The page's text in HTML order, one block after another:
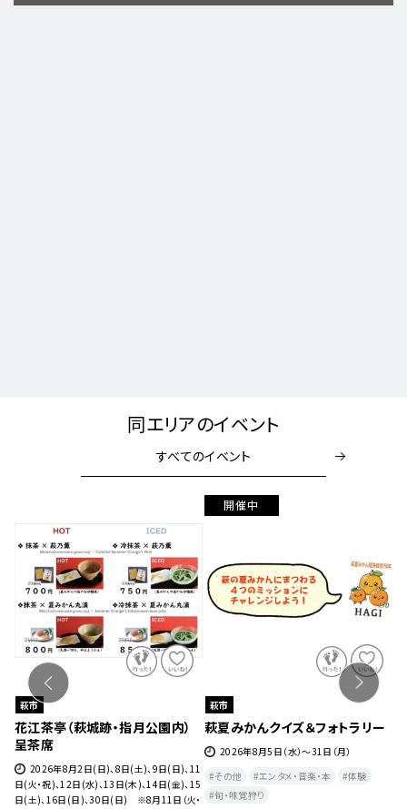
同エリアのイベント
すべてのイベント
萩市
花江茶亭（萩城跡・指月公園内）
呈茶席
2026年8月2日(日)、8日(土)、9日(日)、11
日(火・祝)、12日(水)、13日(木)、14日(金)、15
日(土)、16日(日)、30日(日) ※8月11日（火・
開催中
萩市
萩夏みかんクイズ＆フォトラリー
2026年8月5日（水）～31日（月）
その他
エンタメ・音楽・本
体験
旬・味覚狩り